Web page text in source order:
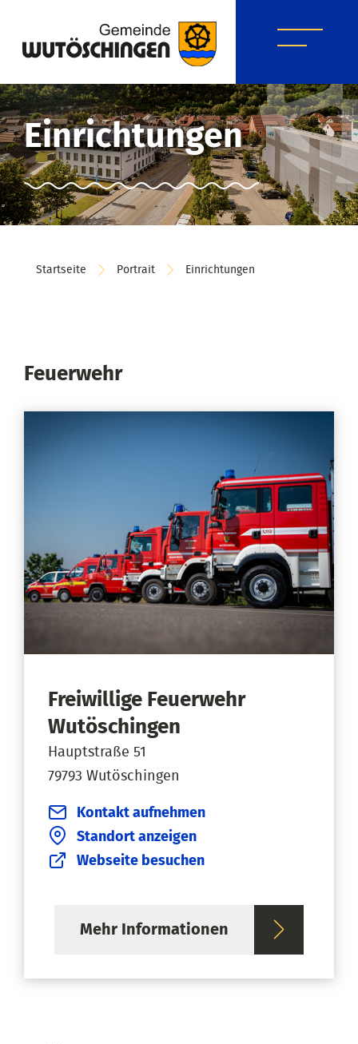
Einrichtungen
Startseite Portrait Einrichtungen
Feuerwehr
Freiwillige Feuerwehr
Wutöschingen
Hauptstraße 51
79793 Wutöschingen
Kontakt aufnehmen
Standort anzeigen
Webseite besuchen
Mehr Informationen